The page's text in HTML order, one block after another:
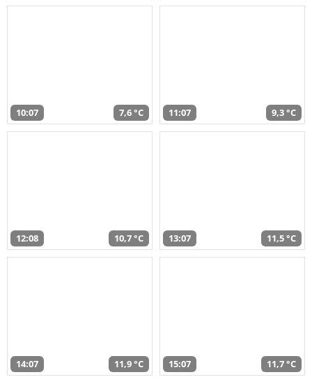
10:07 7,6 °C 11:07 9,3 °C
12:08 10,7 °C 13:07 11,5 °C
14:07 11,9 °C 15:07 11,7 °C